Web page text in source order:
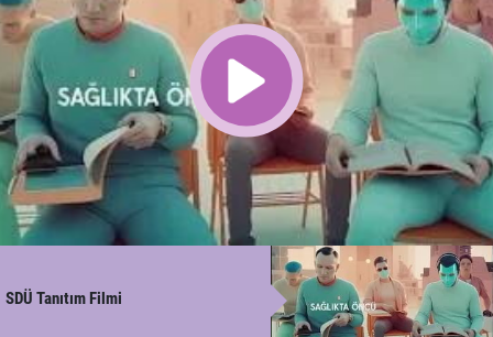
SDÜ Tanıtım Filmi